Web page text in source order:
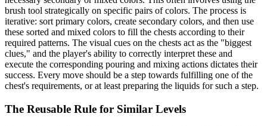
brush tool strategically on specific pairs of colors. The process is
iterative: sort primary colors, create secondary colors, and then use
these sorted and mixed colors to fill the chests according to their
required patterns. The visual cues on the chests act as the "biggest
clues," and the player's ability to correctly interpret these and
execute the corresponding pouring and mixing actions dictates their
success. Every move should be a step towards fulfilling one of the
chest's requirements, or at least preparing the liquids for such a step.
The Reusable Rule for Similar Levels